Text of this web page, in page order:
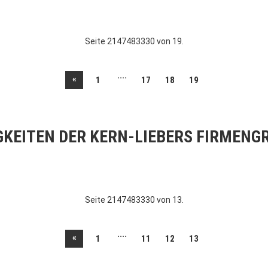
Seite 2147483330 von 19.
« 1 .... 17 18 19
DER KERN-LIEBERS
Seite 2147483330 von 13.
« 1 .... 11 12 13